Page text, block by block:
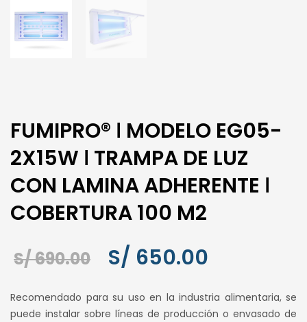
FUMIPRO® ǀ MODELO EG05-
2X15W ǀ TRAMPA DE LUZ
CON LAMINA ADHERENTE ǀ
COBERTURA 100 M2
S/690.00
El
original
S/ 650.00
actual
Recomendado para su uso en la industria alimentaria, se
puede instalar sobre líneas de producción o envasado de